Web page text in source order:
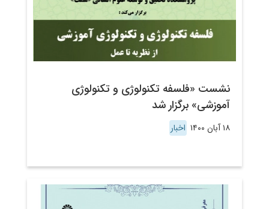
نشست «فلسفه تکنولوژی و تکنولوژی
آموزشی» برگزار شد
۱۸ آبان ۱۴۰۰ اخبار